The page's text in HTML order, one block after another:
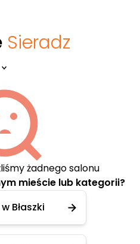
Sieradz
żadnego salonu
mieście lub kategorii?
Błaszki